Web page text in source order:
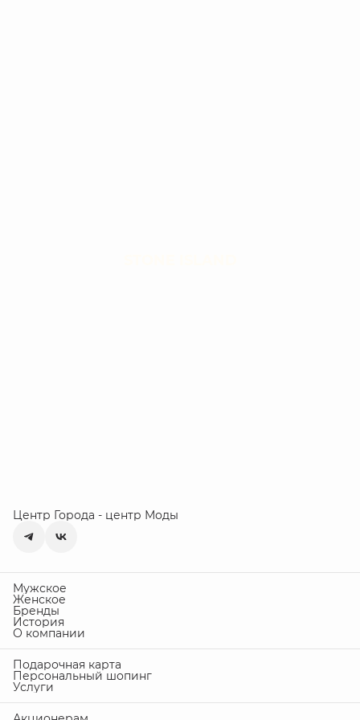
Центр Города - центр Моды
Мужское
Женское
Бренды
История
О компании
Подарочная карта
Персональный шопинг
Услуги